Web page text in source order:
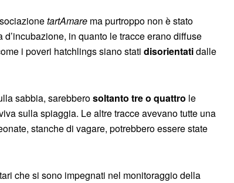
tartAmare ma purtroppo non è stato
in quanto le tracce erano diffuse
i poveri hatchlings siano stati disorientatidalle
sabbia, sarebberosoltanto tre o quattro le
sulla spiaggia. Le altre tracce avevano tutte una
stanche di vagare, potrebbero essere state
che si sono impegnati nel monitoraggio della